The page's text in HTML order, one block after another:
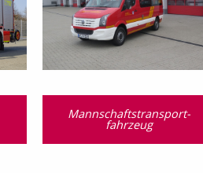
Mannschaftstransport­
fahrzeug